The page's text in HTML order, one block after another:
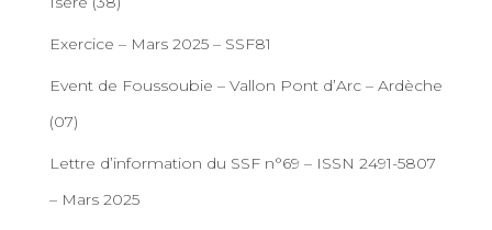
Exercice – Mars 2025 – SSF81
Event de Foussoubie – Vallon Pont d’Arc – Ardèche
(07)
Lettre d’information du SSF n°69 – ISSN 2491-5807
– Mars 2025